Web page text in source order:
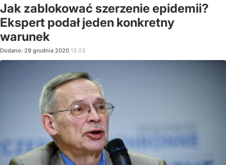
Jak zablokować szerzenie epidemii?
Ekspert podał jeden konkretny
warunek
Dodano: 29 grudnia 2020 13:23